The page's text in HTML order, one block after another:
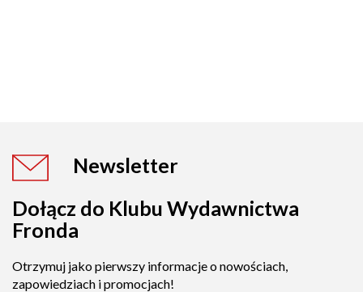
Newsletter
Dołącz do Klubu Wydawnictwa
Fronda
Otrzymuj jako pierwszy informacje o nowościach,
zapowiedziach i promocjach!